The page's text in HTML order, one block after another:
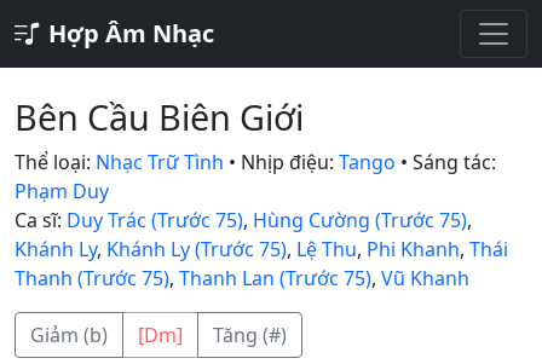
Hợp Âm Nhạc
Bên Cầu Biên Giới
Thể loại: Nhạc Trữ Tình • Nhịp điệu: Tango • Sáng tác:
Phạm Duy
Ca sĩ: Duy Trác (Trước 75), Hùng Cường (Trước 75),
Khánh Ly, Khánh Ly (Trước 75), Lệ Thu, Phi Khanh, Thái
Thanh (Trước 75), Thanh Lan (Trước 75), Vũ Khanh
Giảm (b) [Dm] Tăng (#)